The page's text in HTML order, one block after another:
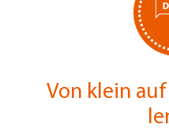
Von klein